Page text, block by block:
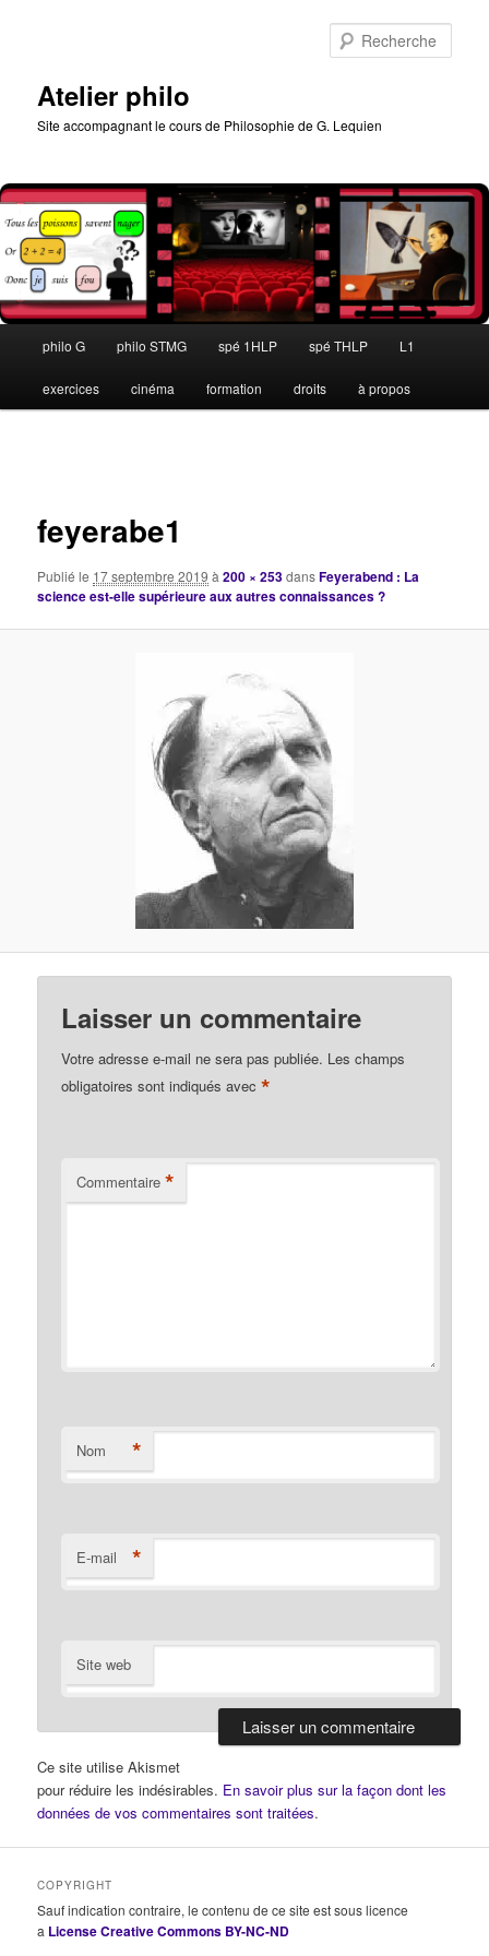
Atelier philo
Site accompagnant le cours de Philosophie de G. Lequien
principal
philo G philo STMG spé 1HLP spé THLP L1
exercices cinéma formation droits à propos
feyerabe1
Publié le 17 septembre 2019 à200 × 253dansFeyerabend : La
science est-elle supérieure aux autres connaissances ?
Laisser un commentaire
Votre adresse e-mail ne sera pas publiée. Les champs
obligatoires sont indiqués avec*
Commentaire *
Nom *
E-mail *
Site web
Ce site utilise Akismet
pour réduire les indésirables. En savoir plus sur la façon dont les
données de vos commentaires sont traitées.
COPYRIGHT
Sauf indication contraire, le contenu de ce site est sous licence
a License Creative Commons BY-NC-ND